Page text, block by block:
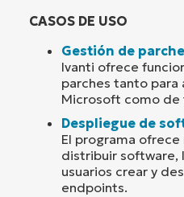
CASOS DE USO
Gestión de
Ivanti ofrece
parches tanto para
Microsoft como de
Despliegue de
El programa
distribuir software,
usuarios crear y
endpoints.